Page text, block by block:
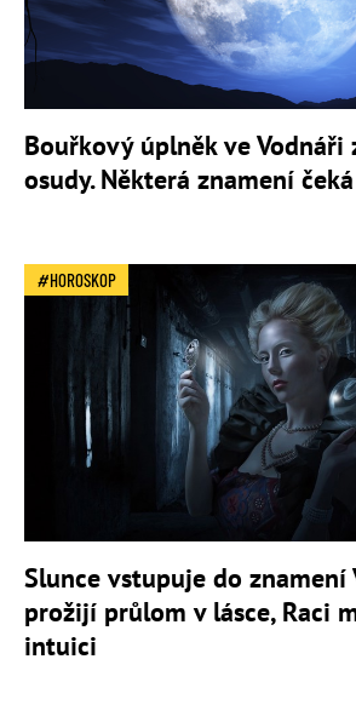
Bouřkový úplněk ve Vodnáři
osudy. Některá znamení
HOROSKOP
Slunce vstupuje do znamení
prožijí průlom v lásce, Raci
intuici